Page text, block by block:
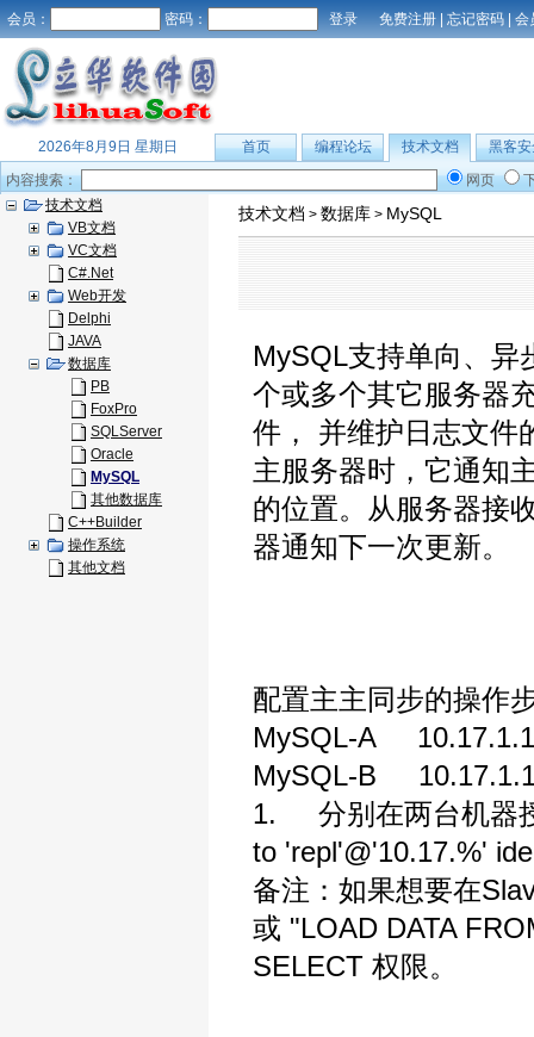
会员： 密码： 免费注册 | 忘记密码 | 会
2026年8月9日 星期日 首页 编程论坛 技术文档
黑客安
内容搜索：
网页
技术文档
VB文档
VC文档
C#.Net
Web开发
Delphi
JAVA
数据库
PB
FoxPro
SQLServer
Oracle
MySQL
其他数据库
C++Builder
操作系统
其他文档
技术文档 > 数据库 > MySQL
MySQL支持单向、异
个或多个其它服务器
件， 并维护日志文件
主服务器时，它通知
的位置。从服务器接
器通知下一次更新。
配置主主同步的操作
MySQL-A
MySQL-B
1. 分别在两台机器
to 'repl'@'10.17.%'
备注：如果想要在
或 "LOAD DATA
SELECT 权限。